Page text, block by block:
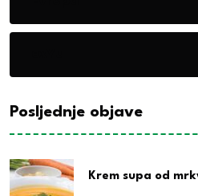
Posljednje objave
Krem supa od